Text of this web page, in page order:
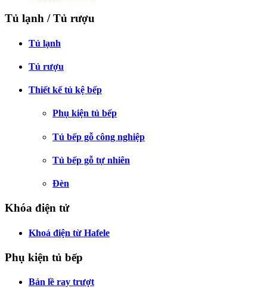
Tủ lạnh / Tủ rượu
Tủ lạnh
Tủ rượu
Thiết kế tủ kệ bếp
Phụ kiện tủ bếp
Tủ bếp gỗ công nghiệp
Tủ bếp gỗ tự nhiên
Đèn
Khóa điện tử
Khoá điện từ Hafele
Phụ kiện tủ bếp
Bản lề ray trượt